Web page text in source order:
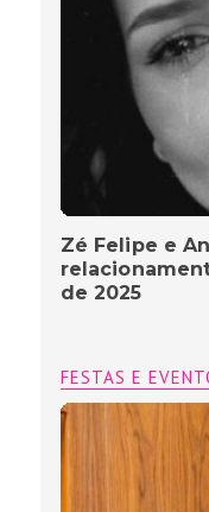
Zé Felipe e
de 2025
FESTAS E